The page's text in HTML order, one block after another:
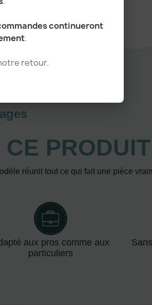
continueront
.
retour.
CE
réunit tout ce qui fait une pièce
aux pros comme aux
particuliers